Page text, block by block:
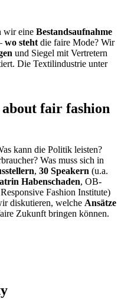
wir eine Bestandsaufnahme
wo steht die faire Mode? Wir
und Siegel mit Vertretern
Die Textilindustrie unter
fair fashion
kann die Politik leisten?
Was muss sich in
, 30 Speakern (u.a.
Habenschaden, OB-
Responsive Fashion Institute)
diskutieren, welche Ansätze
Zukunft bringen können.